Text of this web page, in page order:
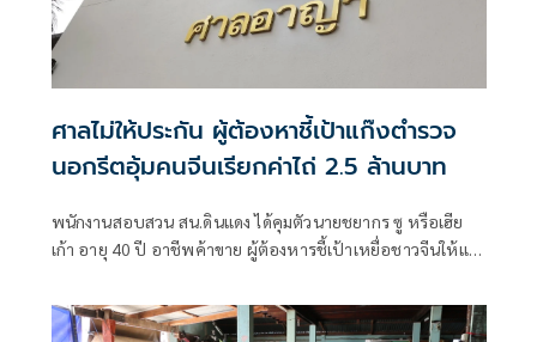
ศาลไม่ให้ประกัน ผู้ต้องหาชี้เป้าแก๊งตำรวจ
นอกรีตอุ้มคนจีนเรียกค่าไถ่ 2.5 ล้านบาท
พนักงานสอบสวน สน.ดินแดง ได้คุมตัวนายชยากร ซู หรือเฮีย
เก้า อายุ 40 ปี อาชีพค้าขาย ผู้ต้องหารชี้เป้าเหยื่อชาวจีนให้แก็ง
2062/2567 ลงวันที่ 6 พ.ค.2567